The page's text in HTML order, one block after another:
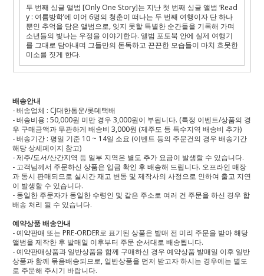
두 번째 싱글 앨범 [Only One Story]는 지난 첫 번째 싱글 앨범 ‘Read
y : 여름방학’에 이어 6명의 청춘이 떠나는 두 번째 여행이자 단하나
뿐인 추억을 담은 앨범으로, 잊지 못할 특별한 순간들을 기록해 가며
소년들의 빛나는 우정을 이야기한다. 앨범 포토북 안에 실제 여행기
를 그대로 담아내며 그들만의 돈독하고 끈끈한 모습들이 마치 흐뭇한
미소를 짓게 한다.
배송안내
- 배송업체 : CJ대한통운/롯데택배
- 배송비용 : 50,000원 미만 경우 3,000원이 부됩니다. (특정 이벤트/상품의 경
우 구매금액과 무관하게 배송비 3,000원 (제주도 등 특수지역 배송비 추가)
- 배송기간 : 평일 기준 10 ~ 14일 소요 (이벤트 등의 주문건의 경우 배송기간
해당 상세페이지 참고)
- 제주/도서/산간지역 등 일부 지역은 별도 추가 요금이 발생할 수 있습니다.
- 고객님께서 주문하신 상품은 입금 확인 후 배송해 드립니다. 오프라인 매장
과 동시 판매되므로 실시간 재고 변동 및 제작사의 사정으로 인하여 출고 지연
이 발생할 수 있습니다.
- 동일한 주문자가 동일한 수령인 및 같은 주소로 여러 건 주문을 하신 경우 합
배송 처리 될 수 있습니다.
예약상품 배송안내
- 예약판매 또는 PRE-ORDER로 표기된 상품은 발매 전 미리 주문을 받아 해당
앨범을 제작한 후 발매일 이후부터 주문 순서대로 배송됩니다.
- 예약판매상품과 일반상품을 함께 구매하신 경우 예약상품 발매일 이후 일반
상품과 함께 묶음배송되므로, 일반상품을 먼저 받고자 하시는 경우에는 별도
로 주문해 주시기 바랍니다.